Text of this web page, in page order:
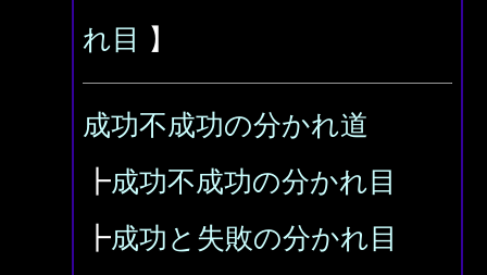
れ目
】
成功不成功の分かれ道
┣成功不成功の分かれ目
┣成功と失敗の分かれ目